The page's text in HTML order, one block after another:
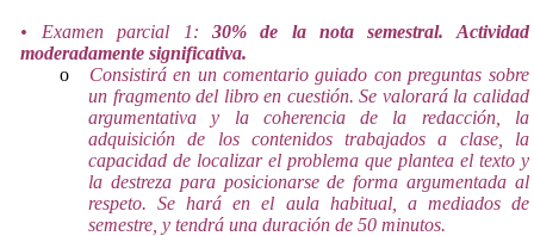
• Examen parcial 1: 30% de la nota semestral. Actividad
moderadamente significativa.
o
Consistirá en un comentario guiado con preguntas sobre
un fragmento del libro en cuestión. Se valorará la calidad
argumentativa y la coherencia de la redacción, la
adquisición de los contenidos trabajados a clase, la
capacidad de localizar el problema que plantea el texto y
la destreza para posicionarse de forma argumentada al
respeto. Se hará en el aula habitual, a mediados de
semestre, y tendrá una duración de 50 minutos.